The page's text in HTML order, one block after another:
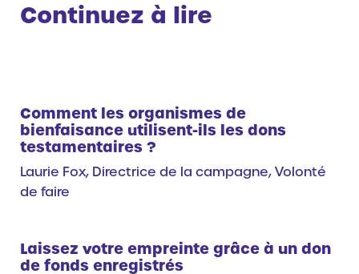
Continuez à lire
Comment les organismes de
bienfaisance utilisent-ils les dons
testamentaires ?
Laurie Fox, Directrice de la campagne, Volonté
de faire
Laissez votre empreinte grâce à un don
de fonds enregistrés